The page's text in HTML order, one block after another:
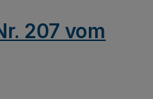
207 vom